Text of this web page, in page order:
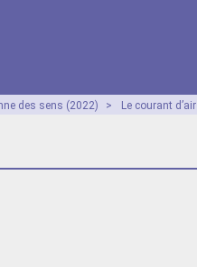
des sens (2022) > Le courant d’air